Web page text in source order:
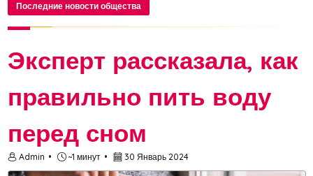
Последние новости общества
Эксперт рассказала, как
правильно пить воду
перед сном
Admin ~1 минут 30 Январь 2024